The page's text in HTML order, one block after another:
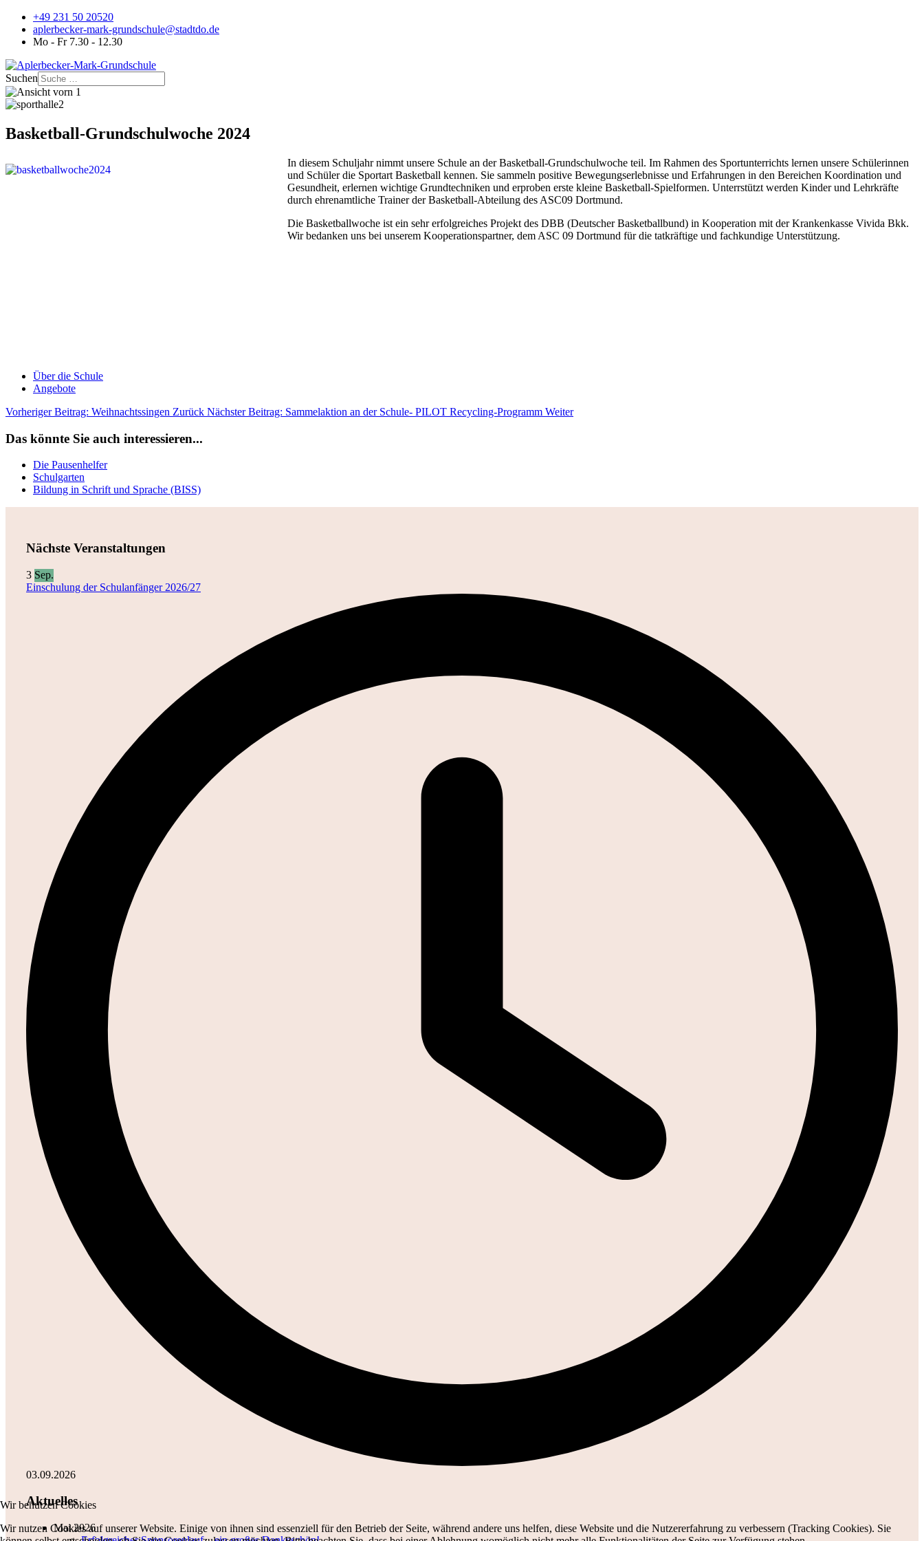
+49 231 50 20520
aplerbecker-mark-grundschule@stadtdo.de
Mo - Fr 7.30 - 12.30
Suchen
Basketball-Grundschulwoche 2024
In diesem Schuljahr nimmt unsere Schule an der Basketball-Grundschulwoche teil. Im Rahmen des Sportunterrichts lernen unsere Schülerinnen
und Schüler die Sportart Basketball kennen. Sie sammeln positive Bewegungserlebnisse und Erfahrungen in den Bereichen Koordination und
Gesundheit, erlernen wichtige Grundtechniken und erproben erste kleine Basketball-Spielformen. Unterrstützt werden Kinder und Lehrkräfte
durch ehrenamtliche Trainer der Basketball-Abteilung des ASC09 Dortmund.
Die Basketballwoche ist ein sehr erfolgreiches Projekt des DBB (Deutscher Basketballbund) in Kooperation mit der Krankenkasse Vivida Bkk.
Wir bedanken uns bei unserem Kooperationspartner, dem ASC 09 Dortmund für die tatkräftige und fachkundige Unterstützung.
Über die Schule
Angebote
Vorheriger Beitrag: Weihnachtssingen Zurück Nächster Beitrag: Sammelaktion an der Schule- PILOT Recycling-Programm Weiter
Das könnte Sie auch interessieren...
Die Pausenhelfer
Schulgarten
Bildung in Schrift und Sprache (BISS)
Nächste Veranstaltungen
3 Sep.
Einschulung der Schulanfänger 2026/27
03.09.2026
Aktuelles
Mai 2026
Wir benutzen Cookies
Wir nutzen Cookies auf unserer Website. Einige von ihnen sind essenziell für den Betrieb der Seite, während andere uns helfen, diese Website und die Nutzererfahrung zu verbessern (Tracking Cookies). Sie